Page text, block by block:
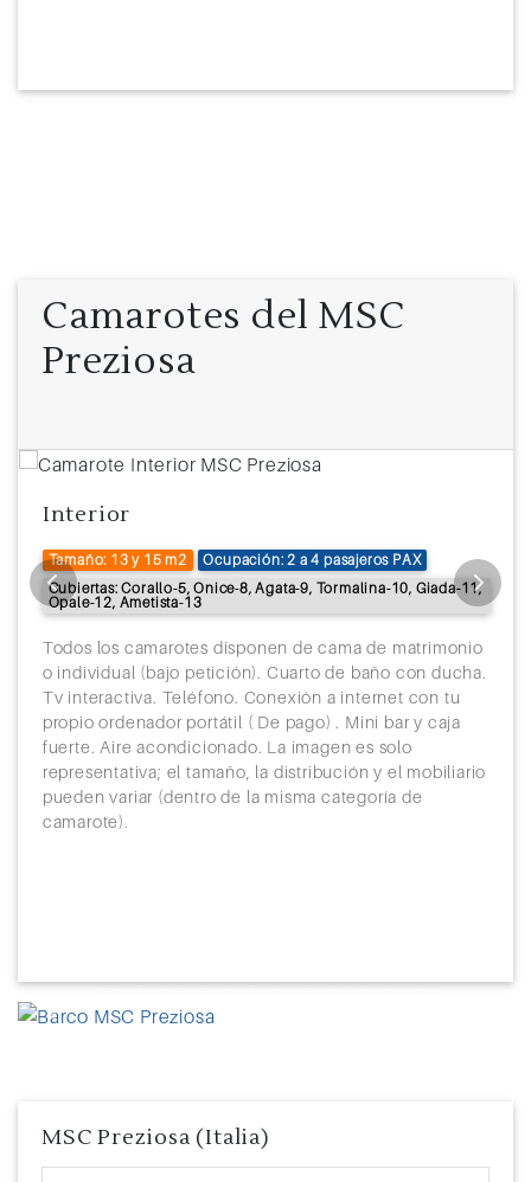
Camarotes del MSC
Preziosa
Interior
Tamaño: 13 y 15 m2
Ocupación: 2 a 4 pasajeros PAX
Cubiertas: Corallo-5, Onice-8, Agata-9, Tormalina-10, Giada-11,
Opale-12, Ametista-13
Todos los camarotes disponen de cama de matrimonio
o individual (bajo petición). Cuarto de baño con ducha.
Tv interactiva. Teléfono. Conexión a internet con tu
propio ordenador portátil ( De pago) . Mini bar y caja
fuerte. Aire acondicionado. La imagen es solo
representativa; el tamaño, la distribución y el mobiliario
pueden variar (dentro de la misma categoría de
camarote).
Previous
MSC Preziosa (Italia)